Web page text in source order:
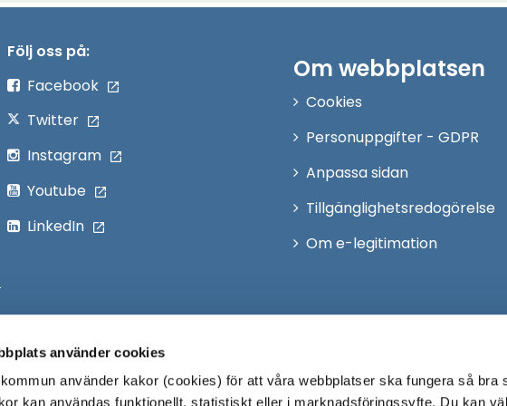
använder cookies
använder kakor (cookies) för att våra webbplatser ska fungera så bra
kan användas funktionellt, statistiskt eller i marknadsföringssyfte. Du kan
Följ oss på:
Facebook
Twitter
Instagram
Youtube
LinkedIn
Om webbplatsen
Cookies
Personuppgifter - GDPR
Anpassa sidan
Tillgänglighetsredogörelse
Om e-legitimation